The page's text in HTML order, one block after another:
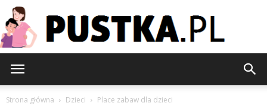
Strona główna Dzieci Place zabaw dla dzieci